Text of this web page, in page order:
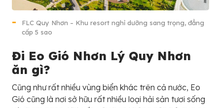
FLC Quy Nhơn – Khu resort nghỉ dưỡng sang trọng, đẳng
cấp 5 sao
Đi Eo Gió Nhơn Lý Quy Nhơn
ăn gì?
Cũng như rất nhiều vùng biển khác trên cả nước, Eo
Gió cũng là nơi sở hữu rất nhiều loại hải sản tươi sống